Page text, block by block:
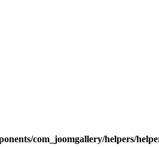
com_joomgallery/helpers/